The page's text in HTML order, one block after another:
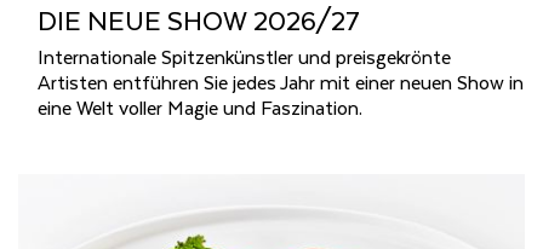
DIE NEUE SHOW 2026/27
Internationale Spitzenkünstler und preisgekrönte
Artisten entführen Sie jedes Jahr mit einer neuen Show in
eine Welt voller Magie und Faszination.